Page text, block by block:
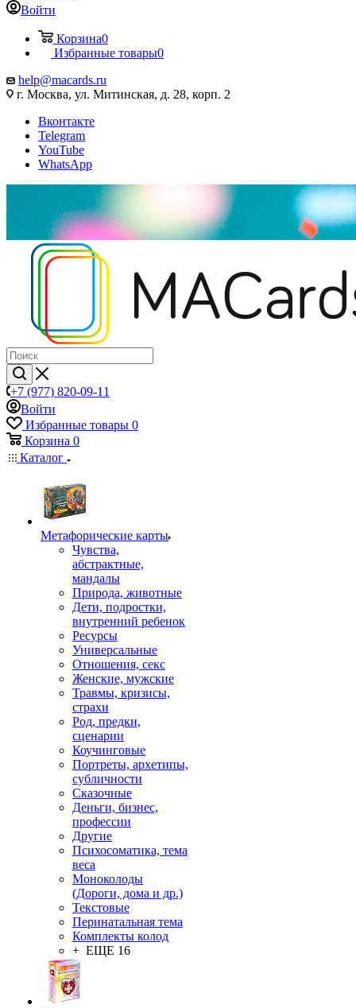
Войти
Корзина0
Избранные товары0
help@macards.ru
г. Москва, ул. Митинская, д. 28, корп. 2
Вконтакте
Telegram
YouTube
WhatsApp
+7 (977) 820-09-11
Войти
Избранные товары 0
Корзина 0
Каталог
Mетафорические карты
Чувства,
абстрактные,
мандалы
Природа, животные
Дети, подростки,
внутренний ребенок
Ресурсы
Универсальные
Отношения, секс
Женские, мужские
Травмы, кризисы,
страхи
Род, предки,
сценарии
Коучинговые
Портреты, архетипы,
субличности
Сказочные
Деньги, бизнес,
профессии
Другие
Психосоматика, тема
веса
Моноколоды
(Дороги, дома и др.)
Текстовые
Перинатальная тема
Комплекты колод
+ ЕЩЕ 16